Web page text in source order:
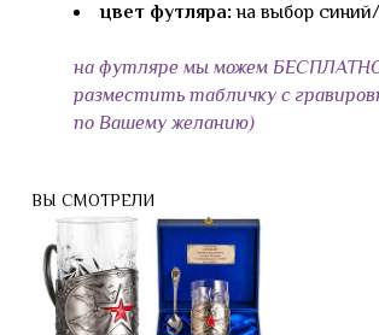
цвет футляра: на выбор
на футляре мы можем
разместить табличку с
по Вашему желанию)
ВЫ СМОТРЕЛИ